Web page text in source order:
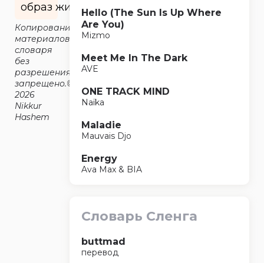
образ жизни.
Копирование
материалов
словаря
без
разрешения
запрещено.©2014-
2026
Nikkur
Hashem
Hello (The Sun Is Up Where
Are You)
Mizmo
Meet Me In The Dark
AVE
ONE TRACK MIND
Naïka
Maladie
Mauvais Djo
Energy
Ava Max & BIA
Словарь Сленга
buttmad
перевод